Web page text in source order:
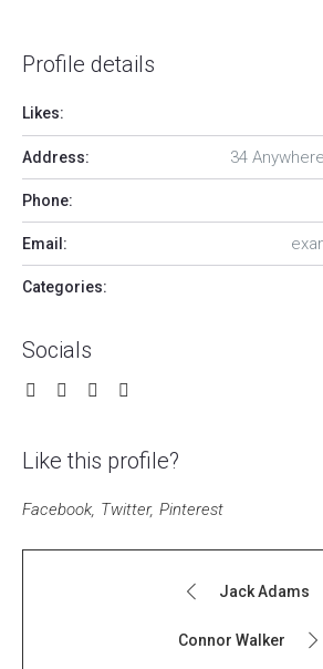
Profile details
Likes:
Address: 34
Phone:
Email:
Categories:
Socials
Like this profile?
Facebook Twitter Pinterest
Jack Adams
Connor Walker